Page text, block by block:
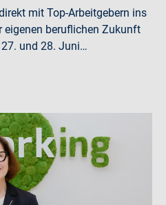
mit Top-Arbeitgebern ins
eigenen beruflichen Zukunft
und 28. Juni…